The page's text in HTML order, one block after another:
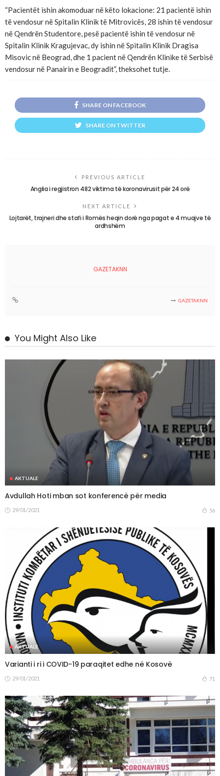
“Pacientët ishin akomoduar në këto lokacione: 21 pacientë ishin
të vendosur në Spitalin Klinik të Mitrovicës, 28 ishin të vendosur
në Qendrën Studentore, pesë pacientë ishin të vendosur në
Spitalin Klinik Kragujevac, dy ishin në Spitalin Klinik Dragisa
Misovic në Beograd, dhe 1 pacient në Qendrën Klinike të Serbisë
vendosur në Panairin e Beogradit”, theksohet tutje.
SHARE ON FACEBOOK
SHARE ON TWITTER
PREVIOUS ARTICLE
Anglia i regjistron 482 viktima të koronavirusit për 24 orë
NEXT ARTICLE
Lojtarët, trajneri dhe stafi i Romës heqin dorë nga pagat e 4 muajve të
ardhshëm
GAZETAKNN
GAZETAKNN
You Might Also Like
AKTUALE
Avdullah Hoti mban sot konferencë për media
29/01/2021 56
AKTUALE
Varianti i ri i COVID-19 paraqitet edhe në Kosovë
29/01/2021 71